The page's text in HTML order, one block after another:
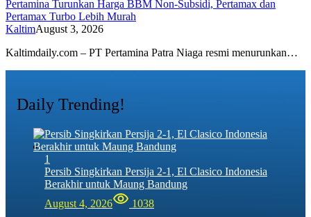
Pertamina Turunkan Harga BBM Non-Subsidi, Pertamax dan
Pertamax Turbo Lebih Murah
KaltimAugust 3, 2026
Kaltimdaily.com – PT Pertamina Patra Niaga resmi menurunkan…
Daily Trending!
1
Persib Singkirkan Persija 2-1, El Clasico Indonesia
Berakhir untuk Maung Bandung
August 4, 2026
1038